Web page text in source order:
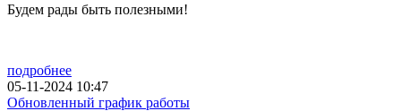
Будем рады быть полезными!
подробнее
05-11-2024 10:47
Обновленный график работы